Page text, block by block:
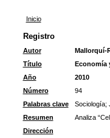
Inicio
Registro
Autor
Mallorquí-
Título
Economía
Año
2010
Número
94
Palabras clave
Sociología;
Resumen
Analiza
Dirección